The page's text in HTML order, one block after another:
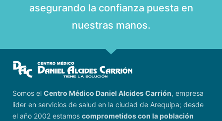
asegurando la confianza puesta en
nuestras manos.
Somos el Centro Médico Daniel Alcides Carrión, empresa
lider en servicios de salud en la ciudad de Arequipa; desde
el año 2002 estamos comprometidos con la población